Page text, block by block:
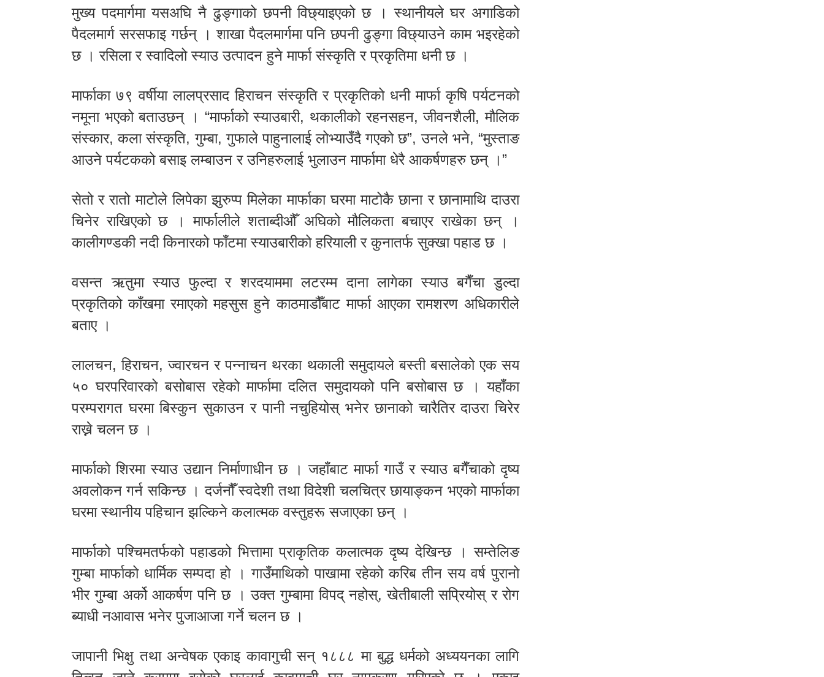
मुख्य पदमार्गमा यसअघि नै ढुङ्गाको छपनी विछ्याइएको छ । स्थानीयले घर अगाडिको
पैदलमार्ग सरसफाइ गर्छन् । शाखा पैदलमार्गमा पनि छपनी ढुङ्गा विछ्याउने काम भइरहेको
छ । रसिला र स्वादिलो स्याउ उत्पादन हुने मार्फा संस्कृति र प्रकृतिमा धनी छ ।
मार्फाका ७९ वर्षीया लालप्रसाद हिराचन संस्कृति र प्रकृतिको धनी मार्फा कृषि पर्यटनको
नमूना भएको बताउछन् । “मार्फाको स्याउबारी, थकालीको रहनसहन, जीवनशैली, मौलिक
संस्कार, कला संस्कृति, गुम्बा, गुफाले पाहुनालाई लोभ्याउँदै गएको छ”, उनले भने, “मुस्ताङ
आउने पर्यटकको बसाइ लम्बाउन र उनिहरुलाई भुलाउन मार्फामा धेरै आकर्षणहरु छन् ।”
सेतो र रातो माटोले लिपेका झुरुप्प मिलेका मार्फाका घरमा माटोकै छाना र छानामाथि दाउरा
चिनेर राखिएको छ । मार्फालीले शताब्दीऔँ अघिको मौलिकता बचाएर राखेका छन् ।
कालीगण्डकी नदी किनारको फाँटमा स्याउबारीको हरियाली र कुनातर्फ सुक्खा पहाड छ ।
वसन्त ऋतुमा स्याउ फुल्दा र शरदयाममा लटरम्म दाना लागेका स्याउ बगैँचा डुल्दा
प्रकृतिको काँखमा रमाएको महसुस हुने काठमाडौँबाट मार्फा आएका रामशरण अधिकारीले
बताए ।
लालचन, हिराचन, ज्वारचन र पन्नाचन थरका थकाली समुदायले बस्ती बसालेको एक सय
५० घरपरिवारको बसोबास रहेको मार्फामा दलित समुदायको पनि बसोबास छ । यहाँका
परम्परागत घरमा बिस्कुन सुकाउन र पानी नचुहियोस् भनेर छानाको चारैतिर दाउरा चिरेर
राख्ने चलन छ ।
मार्फाको शिरमा स्याउ उद्यान निर्माणाधीन छ । जहाँबाट मार्फा गाउँ र स्याउ बगैँचाको दृष्य
अवलोकन गर्न सकिन्छ । दर्जनौँ स्वदेशी तथा विदेशी चलचित्र छायाङ्कन भएको मार्फाका
घरमा स्थानीय पहिचान झल्किने कलात्मक वस्तुहरू सजाएका छन् ।
मार्फाको पश्चिमतर्फको पहाडको भित्तामा प्राकृतिक कलात्मक दृष्य देखिन्छ । सम्तेलिङ
गुम्बा मार्फाको धार्मिक सम्पदा हो । गाउँमाथिको पाखामा रहेको करिब तीन सय वर्ष पुरानो
भीर गुम्बा अर्को आकर्षण पनि छ । उक्त गुम्बामा विपद् नहोस्, खेतीबाली सप्रियोस् र रोग
ब्याधी नआवास भनेर पुजाआजा गर्ने चलन छ ।
जापानी भिक्षु तथा अन्वेषक एकाइ कावागुची सन् १८८८ मा बुद्ध धर्मको अध्ययनका लागि